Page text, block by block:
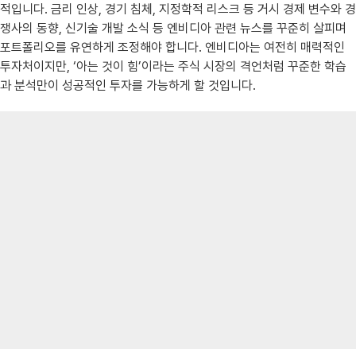
적입니다. 금리 인상, 경기 침체, 지정학적 리스크 등 거시 경제 변수와 경
쟁사의 동향, 신기술 개발 소식 등 엔비디아 관련 뉴스를 꾸준히 살피며
포트폴리오를 유연하게 조정해야 합니다. 엔비디아는 여전히 매력적인
투자처이지만, ‘아는 것이 힘’이라는 주식 시장의 격언처럼 꾸준한 학습
과 분석만이 성공적인 투자를 가능하게 할 것입니다.